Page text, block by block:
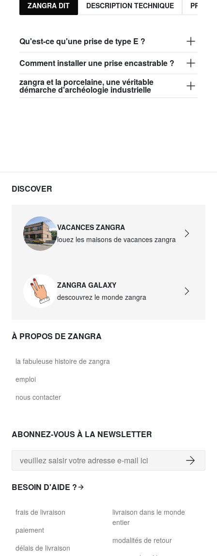
ZANGRA DIT DESCRIPTION TECHNIQUE
Qu'est-ce qu'une prise de type E ?
Comment installer une prise encastrable ?
zangra et la porcelaine, une véritable
démarche d'archéologie industrielle
DISCOVER
VACANCES ZANGRA
louez les maisons de vacances zangra
ZANGRA GALAXY
descouvrez le monde zangra
À PROPOS DE ZANGRA
la fabuleuse histoire de zangra
emploi
nous contacter
ABONNEZ-VOUS À LA NEWSLETTER
BESOIN D'AIDE ?
frais de livraison
paiement
délais de livraison
livraison dans le monde
entier
modalités de retour